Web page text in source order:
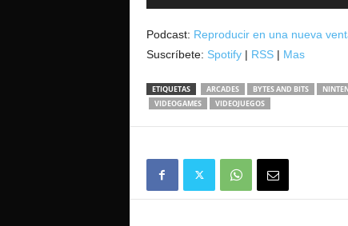
Podcast: Reproducir en una nueva
Suscríbete: Spotify| RSS| Mas
ETIQUETAS ARCADES BYTES AND BITS
VIDEOGAMES
VIDEOJUEGOS